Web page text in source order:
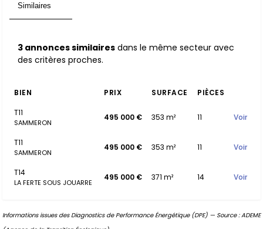
Similaires
3 annonces similaires dans le même secteur avec
des critères proches.
BIEN PRIX SURFACE
PIÈCES
T11
SAMMERON
495 000 € 353 m² 11 Voir
T11
SAMMERON
495 000 € 353 m² 11 Voir
T14
LA FERTE SOUS JOUARRE
495 000 € 371 m² 14 Voir
Informations issues des Diagnostics de Performance Énergétique (DPE) — Source : ADEME